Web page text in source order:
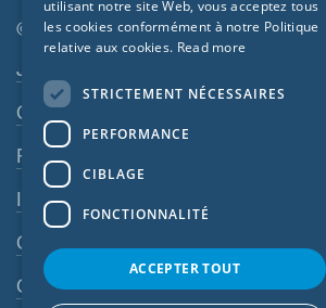
© SIGA 2026
Jobs
Contact
Règles de confidentialité
Impressum
CGV
CGA
CZECH
LATVIAN
NORWEGIAN
utilisant notre site Web, vous acceptez tous
les cookies conformément à notre Politique
relative aux cookies. Read more
STRICTEMENT NÉCESSAIRES
PERFORMANCE
CIBLAGE
FONCTIONNALITÉ
ACCEPTER TOUT